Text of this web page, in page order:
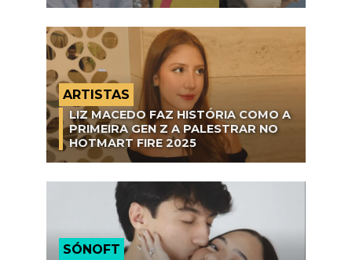
ARTISTAS
LIZ MACEDO FAZ HISTÓRIA COMO A
PRIMEIRA GEN Z A PALESTRAR NO
HOTMART FIRE 2025
SÓNOFT